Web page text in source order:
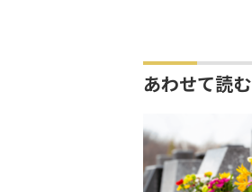
あわせて読む